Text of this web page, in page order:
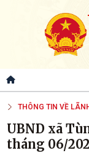
THÔNG TIN VỀ
UBND xã
tháng 06/